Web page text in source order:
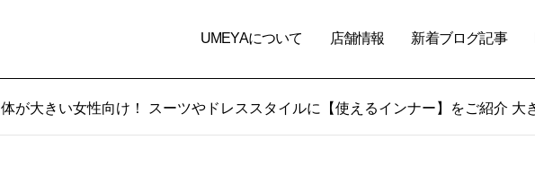
UMEYAについて 店舗情報 新着ブログ記事
体が大きい女性向け！ スーツやドレススタイルに【使えるインナー】をご紹介